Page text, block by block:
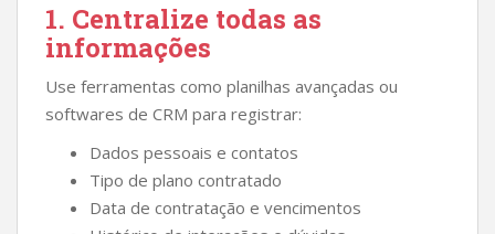
1. Centralize todas as
informações
Use ferramentas como planilhas avançadas ou
softwares de CRM para registrar:
Dados pessoais e contatos
Tipo de plano contratado
Data de contratação e vencimentos